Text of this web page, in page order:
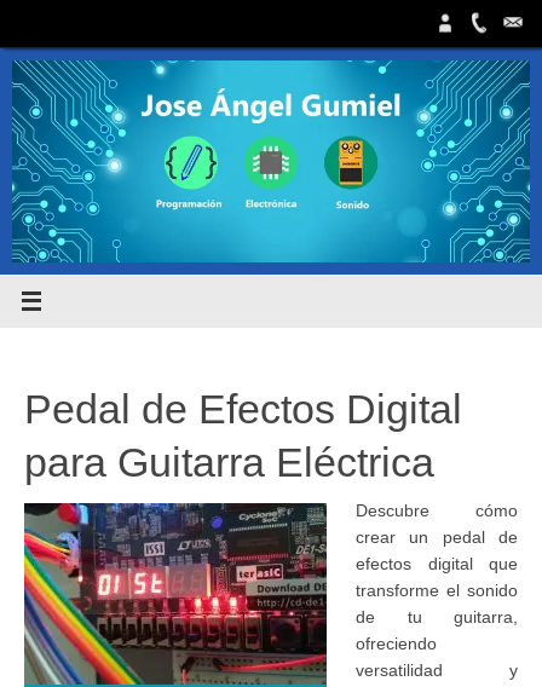
contenido
Pedal de Efectos Digital
para Guitarra Eléctrica
Descubre cómo
crear un pedal de
efectos digital que
transforme el sonido
de tu guitarra,
ofreciendo
versatilidad y